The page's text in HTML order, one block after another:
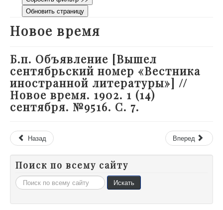
Обновить страницу
Новое время
Б.п. Объявление [Вышел
сентябрьский номер «Вестника
иностранной литературы»] //
Новое время. 1902. 1 (14)
сентября. №9516. С. 7.
Назад Вперед
Поиск по всему сайту
Искать... Искать